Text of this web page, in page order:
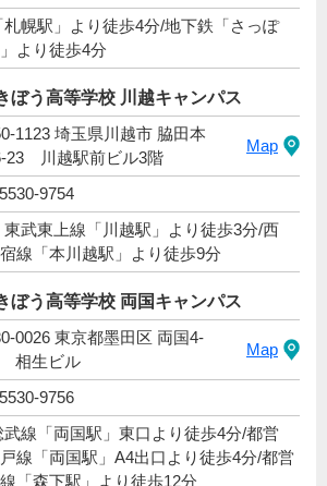
札幌駅」より徒歩4分/地下鉄「さっぽ
より徒歩4分
ぼう高等学校 川越キャンパス
1123 埼玉県川越市 脇田本
23 川越駅前ビル3階
Map
9754
東武東上線「川越駅」より徒歩3分/西
線「本川越駅」より徒歩9分
ぼう高等学校 両国キャンパス
0026 東京都墨田区 両国4-
相生ビル
Map
9756
武線「両国駅」東口より徒歩4分/都営
線「両国駅」A4出口より徒歩4分/都営
「森下駅」より徒歩12分